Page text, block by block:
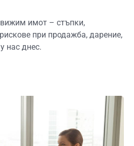
имот – стъпки,
при продажба, дарение,
нас днес.